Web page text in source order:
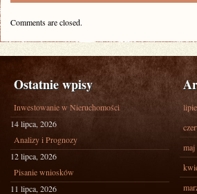
Comments are closed.
Ostatnie wpisy
Inwestowanie w Nieruchomości
14 lipca, 2026
Analizy i Prognozy
12 lipca, 2026
Pisanie wniosków
11 lipca, 2026
maj